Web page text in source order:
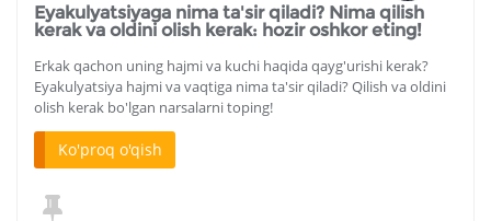
Eyakulyatsiyaga nima ta'sir qiladi? Nima qilish
kerak va oldini olish kerak: hozir oshkor eting!
Erkak qachon uning hajmi va kuchi haqida qayg'urishi kerak?
Eyakulyatsiya hajmi va vaqtiga nima ta'sir qiladi? Qilish va oldini
olish kerak bo'lgan narsalarni toping!
Ko'proq o'qish